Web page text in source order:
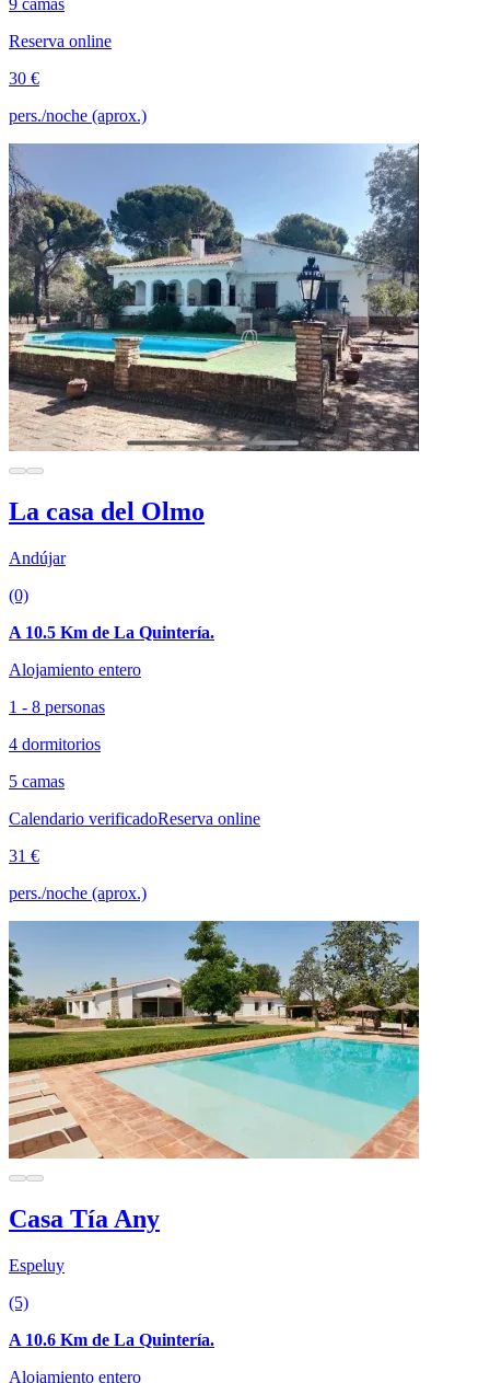
9 camas
Reserva online
30 €
pers./noche (aprox.)
La casa del Olmo
Andújar
(0)
A 10.5 Km de La Quintería.
Alojamiento entero
1 - 8 personas
4 dormitorios
5 camas
Calendario verificadoReserva online
31 €
pers./noche (aprox.)
Casa Tía Any
Espeluy
(5)
A 10.6 Km de La Quintería.
Alojamiento entero